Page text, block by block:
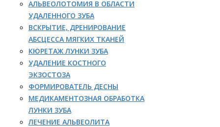
АЛЬВЕОЛОТОМИЯ В ОБЛАСТИ
УДАЛЕННОГО ЗУБА
ВСКРЫТИЕ, ДРЕНИРОВАНИЕ
АБСЦЕССА МЯГКИХ ТКАНЕЙ
КЮРЕТАЖ ЛУНКИ ЗУБА
УДАЛЕНИЕ КОСТНОГО
ЭКЗОСТОЗА
ФОРМИРОВАТЕЛЬ ДЕСНЫ
МЕДИКАМЕНТОЗНАЯ ОБРАБОТКА
ЛУНКИ ЗУБА
ЛЕЧЕНИЕ АЛЬВЕОЛИТА